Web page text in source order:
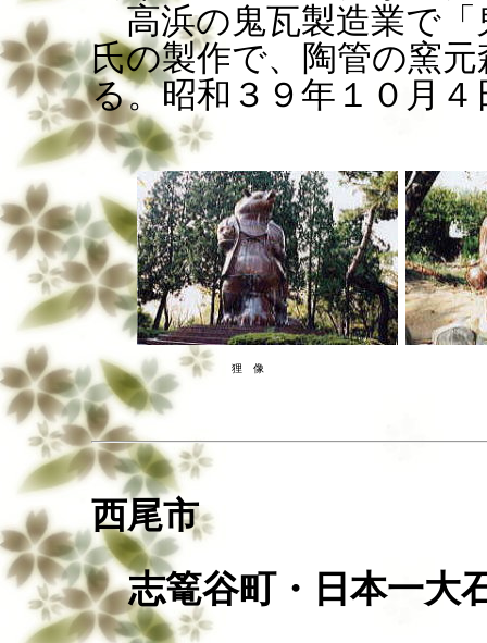
高浜の鬼瓦製造業で
氏の製作で、陶管の窯
る。昭和３９年１０月
狸 像
西尾市
志篭谷町・日本一大